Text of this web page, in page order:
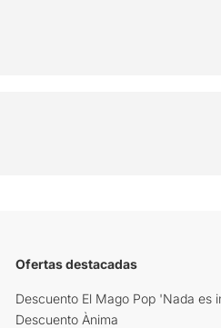
Ofertas destacadas
Descuento El Mago Pop 'Nada es
Descuento Ànima